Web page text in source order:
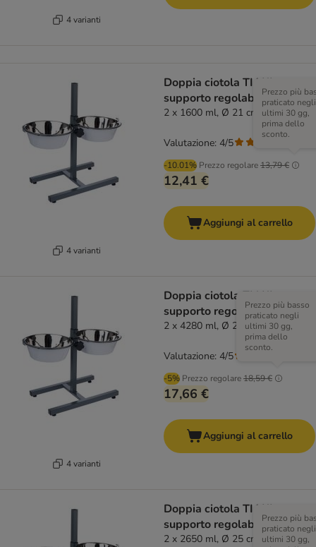
4 varianti
4 varianti
Doppia ciotola TIAKI con
supporto regolabile
2 x 1600 ml, Ø 21 cm
-10.01% Prezzo regolare13,79 €
Prezzo più
praticato negli
ultimi 30 gg,
prima dello
sconto.
12,41 €
Valutazione: 4/5
Aggiungi al carrello
4 varianti
Doppia ciotola TIAKI con
supporto regolabile
2 x 4280 ml, Ø 29 cm
-5% Prezzo regolare18,59 €
Prezzo più basso
praticato negli
ultimi 30 gg,
prima dello
sconto.
17,66 €
Valutazione: 4/5
Aggiungi al carrello
Doppia ciotola TIAKI con
supporto regolabile
2 x 2650 ml, Ø 25 cm
Prezzo più
praticato negli
ultimi 30 gg,